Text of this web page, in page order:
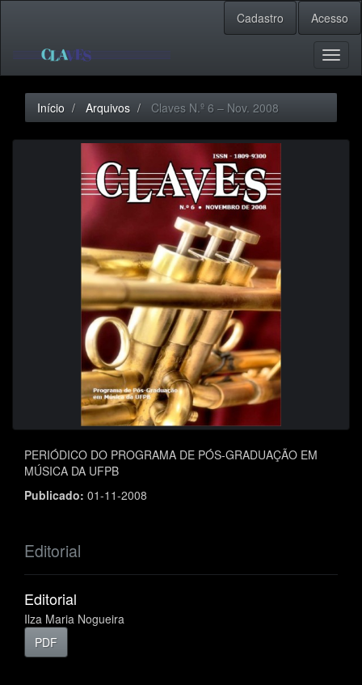
principal
Barra
Cadastro Acesso
Início Arquivos Claves N.º 6 – Nov. 2008
PERIÓDICO DO PROGRAMA DE PÓS-GRADUAÇÃO EM
MÚSICA DA UFPB
Publicado: 01-11-2008
Editorial
Editorial
Ilza Maria Nogueira
PDF